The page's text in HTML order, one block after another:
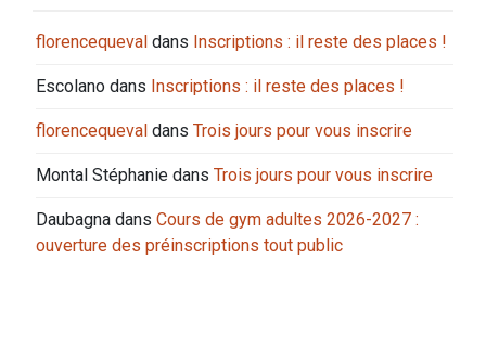
florencequeval dans Inscriptions : il reste des places !
Escolano dans Inscriptions : il reste des places !
florencequeval dans Trois jours pour vous inscrire
Montal Stéphanie dans Trois jours pour vous inscrire
Daubagna dans Cours de gym adultes 2026-2027 :
ouverture des préinscriptions tout public